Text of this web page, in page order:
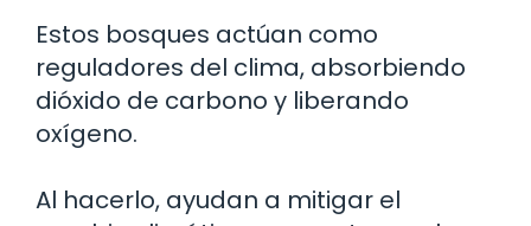
Estos bosques actúan como
reguladores del clima, absorbiendo
dióxido de carbono y liberando
oxígeno.
Al hacerlo, ayudan a mitigar el